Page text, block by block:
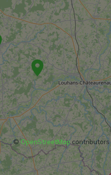
©OpenStreetMapcontributors